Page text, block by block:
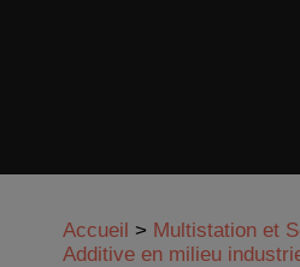
Accueil > Multistation et
Additive en milieu